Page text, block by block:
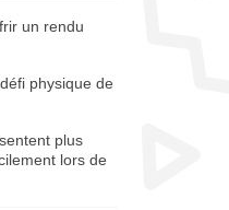
un rendu
physique de
plus
lors de